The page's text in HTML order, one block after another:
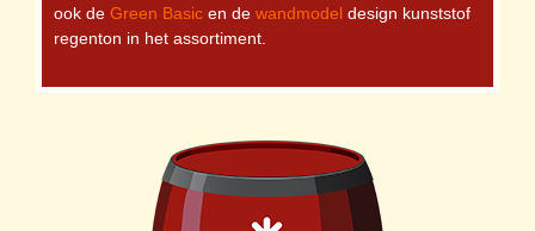
ook de Green Basicen de wandmodel design kunststof
regenton in het assortiment.